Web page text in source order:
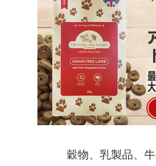
穀物、乳製品、